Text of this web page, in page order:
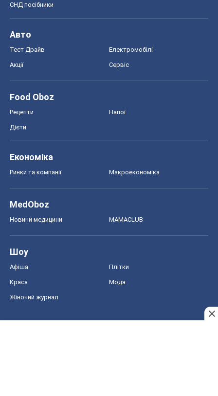
СНД посібники
Авто
Тест Драйв Електромобілі
Акції Сервіс
Food Oboz
Рецепти Напої
Дієти
Економіка
Ринки та компанії Макроекономіка
MedOboz
Новини медицини MAMACLUB
Шоу
Афіша Плітки
Краса Мода
Жіночий журнал